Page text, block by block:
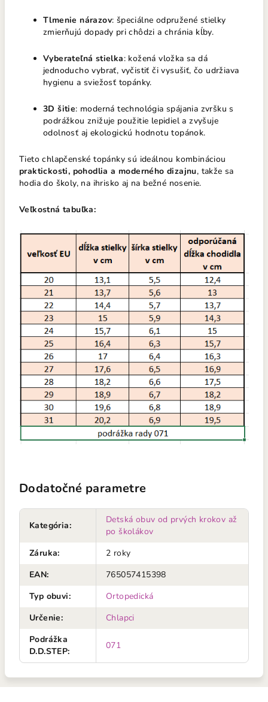
Tlmenie nárazov: špeciálne odpružené stielky
zmierňujú dopady pri chôdzi a chránia kĺby.
Vyberateľná stielka: kožená vložka sa dá
jednoducho vybrať, vyčistiť či vysušiť, čo udržiava
hygienu a sviežosť topánky.
3D šitie: moderná technológia spájania zvršku s
podrážkou znižuje použitie lepidiel a zvyšuje
odolnosť aj ekologickú hodnotu topánok.
Tieto chlapčenské topánky sú ideálnou kombináciou
praktickosti, pohodlia a moderného dizajnu, takže sa
hodia do školy, na ihrisko aj na bežné nosenie.
Veľkostná tabuľka:
Dodatočné parametre
Kategória:
Detská obuv od prvých krokov až
po školákov
Záruka:
2 roky
EAN:
765057415398
Typ obuvi:
Ortopedická
Určenie:
Chlapci
Podrážka
D.D.STEP:
071